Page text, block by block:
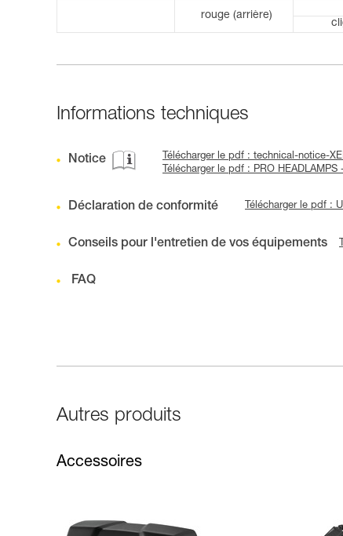
rouge (arrière)
Informations techniques
Notice
Télécharger le pdf : technical-notice-
Télécharger le pdf : PRO HEADLAMPS
Déclaration de conformité Télécharger le pdf :
Conseils pour l'entretien de vos équipements
FAQ
Autres produits
Accessoires